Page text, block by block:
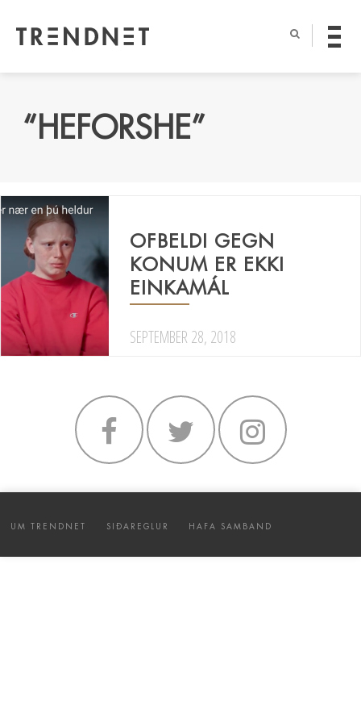
“HEFORSHE”
OFBELDI GEGN
KONUM ER EKKI
EINKAMÁL
SEPTEMBER 28, 2018
UM TRENDNET SIÐAREGLUR HAFA SAMBAND